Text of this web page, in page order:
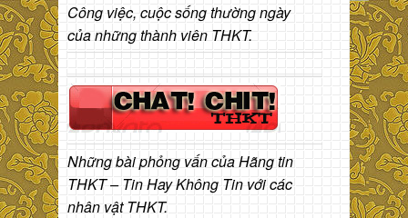
Công việc, cuộc sống thường ngày
của những thành viên THKT.
Những bài phỏng vấn của Hãng tin
THKT – Tin Hay Không Tin với các
nhân vật THKT.